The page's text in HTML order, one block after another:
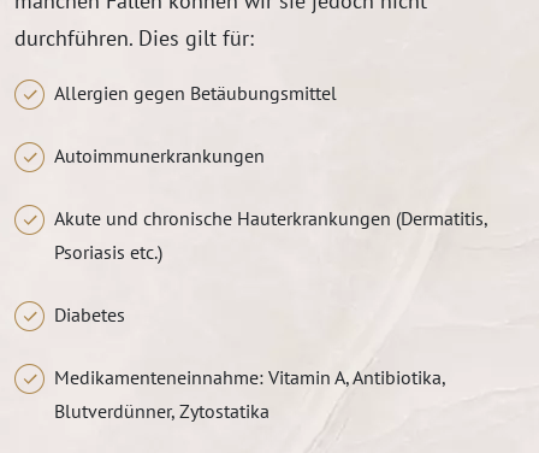
durchführen. Dies gilt für:
Allergien gegen Betäubungsmittel
Autoimmunerkrankungen
Akute und chronische Hauterkrankungen (Dermatitis,
Psoriasis etc.)
Diabetes
Medikamenteneinnahme: Vitamin A, Antibiotika,
Blutverdünner, Zytostatika